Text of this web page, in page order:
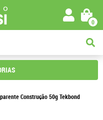
0
Construção 50g Tekbond